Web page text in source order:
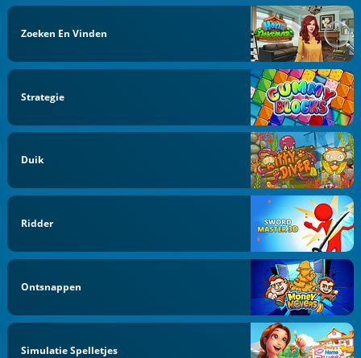
Zoeken En Vinden
Strategie
Duik
Ridder
Ontsnappen
Simulatie Spelletjes